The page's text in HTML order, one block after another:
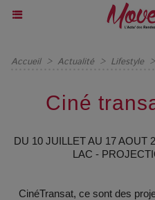
Accueil > Actualité > Lifestyle >
Ciné
DU 10 JUILLET AU 17 AOUT
LAC -
CinéTransat, ce sont des